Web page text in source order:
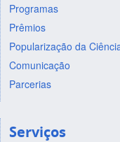
Programas
Prêmios
Popularização da
Comunicação
Parcerias
Serviços